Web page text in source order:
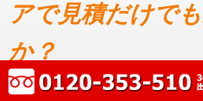
アで見積だけで
か？
見積もりだけでも可能です。